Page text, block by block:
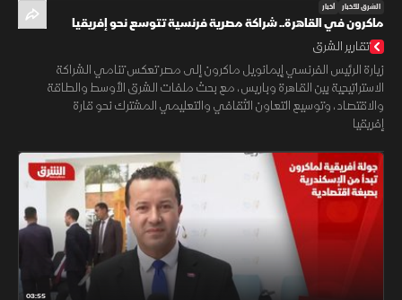
الشرق للأخبار أخبار
ماكرون في القاهرة.. شراكة مصرية فرنسية تتوسع نحو إفريقيا
تقارير الشرق
زيارة الرئيس الفرنسي إيمانويل ماكرون إلى مصر تعكس تنامي الشراكة
الاستراتيجية بين القاهرة وباريس، مع بحث ملفات الشرق الأوسط والطاقة
والاقتصاد، وتوسيع التعاون الثقافي والتعليمي المشترك نحو قارة
إفريقيا
03:55